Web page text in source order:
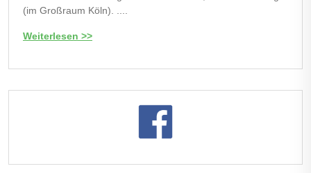
(im Großraum Köln). ....
Weiterlesen >>